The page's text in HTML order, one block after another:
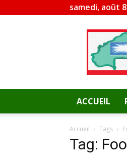
samedi, août
ACCUEIL
Accueil Tags
Tag: